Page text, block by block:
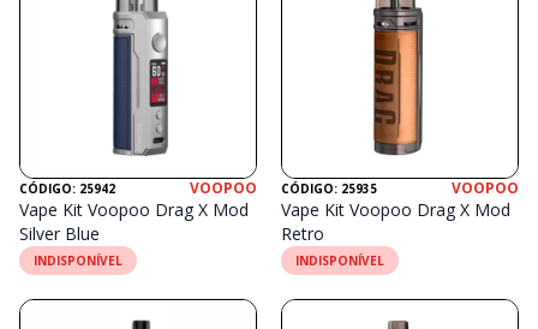
CÓDIGO: 25942 VOOPOO
Vape Kit Voopoo Drag X Mod
Silver Blue
INDISPONÍVEL
CÓDIGO: 25935 VOOPOO
Vape Kit Voopoo Drag X Mod
Retro
INDISPONÍVEL